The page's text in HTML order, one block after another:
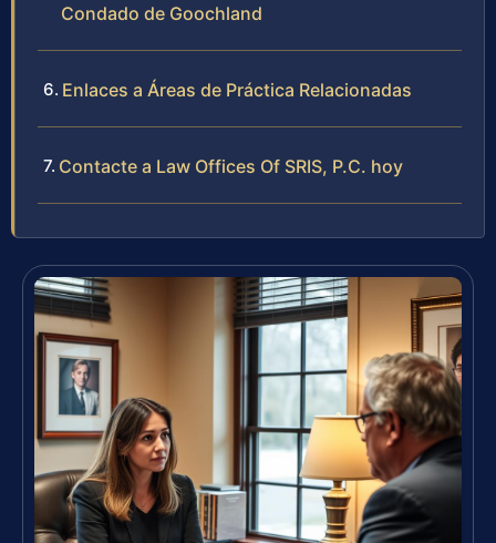
Condado de Goochland
Enlaces a Áreas de Práctica Relacionadas
Contacte a Law Offices Of SRIS, P.C. hoy